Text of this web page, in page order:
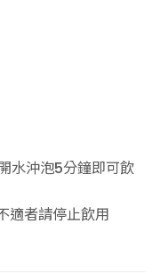
水沖泡5分鐘即可飲
適者請停止飲用